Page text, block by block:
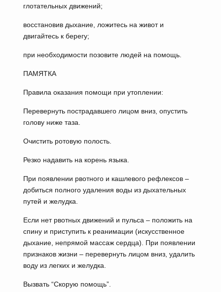
глотательных движений;
восстановив дыхание, ложитесь на живот и
двигайтесь к берегу;
при необходимости позовите людей на помощь.
ПАМЯТКА
Правила оказания помощи при утоплении:
Перевернуть пострадавшего лицом вниз, опустить
голову ниже таза.
Очистить ротовую полость.
Резко надавить на корень языка.
При появлении рвотного и кашлевого рефлексов –
добиться полного удаления воды из дыхательных
путей и желудка.
Если нет рвотных движений и пульса – положить на
спину и приступить к реанимации (искусственное
дыхание, непрямой массаж сердца). При появлении
признаков жизни – перевернуть лицом вниз, удалить
воду из легких и желудка.
Вызвать “Скорую помощь”.